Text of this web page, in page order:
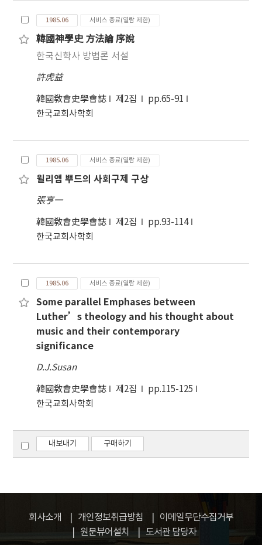
1985.06 서비스 종료(열람 제한)
韓國神學史 方法論 序說
한국신학사 방법론 서설
許虎益
韓國敎會史學會誌 제2집
pp.65-91
한국교회사학회
1985.06 서비스 종료(열람 제한)
윌리앰 뿌드의 사회구제 구상
張亨一
韓國敎會史學會誌 제2집
pp.93-114
한국교회사학회
1985.06 서비스 종료(열람 제한)
Some parallel Emphases between
Luther’s theology and his thought about
music and their contemporary
significance
D.J.Susan
韓國敎會史學會誌 제2집
pp.115-125
한국교회사학회
내보내기 구매하기
회사소개 개인정보취급방침
이메일무단수집거부
원문뷰어설치
도서관 담당자